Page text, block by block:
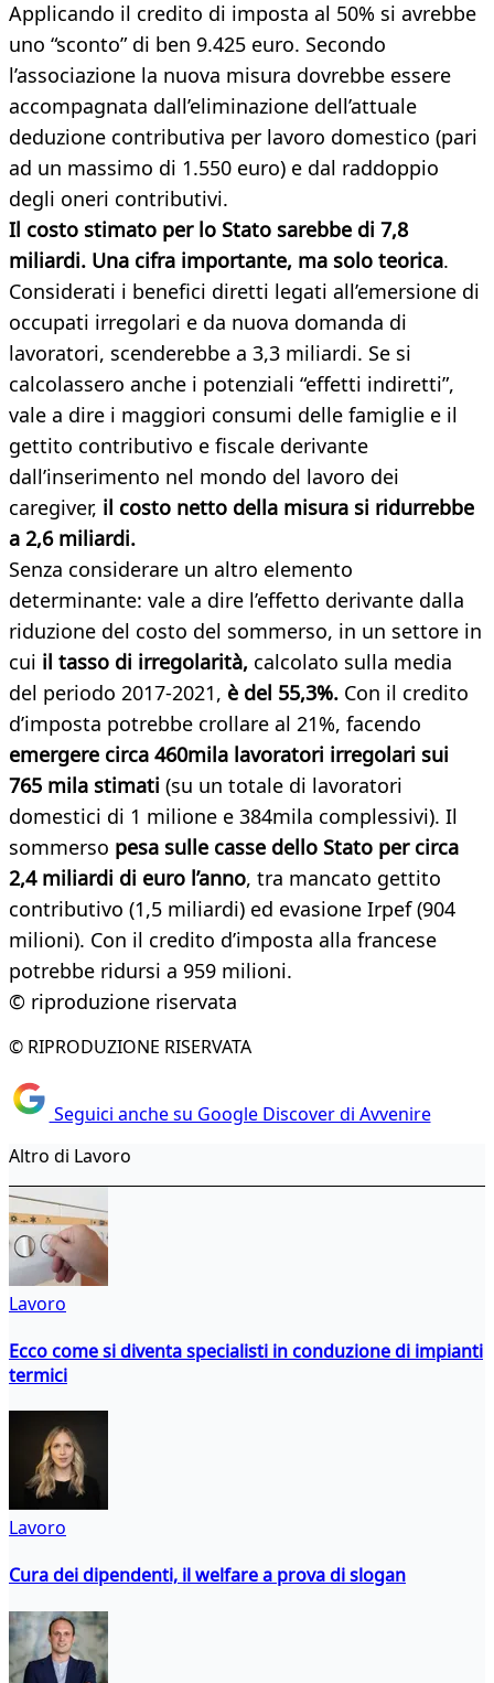
Applicando il credito di imposta al 50% si avrebbe
uno “sconto” di ben 9.425 euro. Secondo
l’associazione la nuova misura dovrebbe essere
accompagnata dall’eliminazione dell’attuale
deduzione contributiva per lavoro domestico (pari
ad un massimo di 1.550 euro) e dal raddoppio
degli oneri contributivi.
Il costo stimato per lo Stato sarebbe di 7,8
miliardi. Una cifra importante, ma solo teorica.
Considerati i benefici diretti legati all’emersione di
occupati irregolari e da nuova domanda di
lavoratori, scenderebbe a 3,3 miliardi. Se si
calcolassero anche i potenziali “effetti indiretti”,
vale a dire i maggiori consumi delle famiglie e il
gettito contributivo e fiscale derivante
dall’inserimento nel mondo del lavoro dei
caregiver, il costo netto della misura si ridurrebbe
a 2,6 miliardi.
Senza considerare un altro elemento
determinante: vale a dire l’effetto derivante dalla
riduzione del costo del sommerso, in un settore in
cui il tasso di irregolarità, calcolato sulla media
del periodo 2017-2021, è del 55,3%. Con il credito
d’imposta potrebbe crollare al 21%, facendo
emergere circa 460mila lavoratori irregolari sui
765 mila stimati (su un totale di lavoratori
domestici di 1 milione e 384mila complessivi). Il
sommerso pesa sulle casse dello Stato per circa
2,4 miliardi di euro l’anno, tra mancato gettito
contributivo (1,5 miliardi) ed evasione Irpef (904
milioni). Con il credito d’imposta alla francese
potrebbe ridursi a 959 milioni.
© riproduzione riservata
© RIPRODUZIONE RISERVATA
Seguici anche su Google Discover di Avvenire
Altro di Lavoro
Lavoro
Ecco come si diventa specialisti in conduzione di impianti
termici
Lavoro
Cura dei dipendenti, il welfare a prova di slogan